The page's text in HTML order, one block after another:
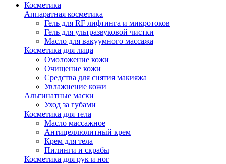
Косметика
Аппаратная косметика
Гель для RF лифтинга и микротоков
Гель для ультразвуковой чистки
Масло для вакуумного массажа
Косметика для лица
Омоложение кожи
Очищение кожи
Средства для снятия макияжа
Увлажнение кожи
Альгинатные маски
Уход за губами
Косметика для тела
Масло массажное
Антицеллюлитный крем
Крем для тела
Пилинги и скрабы
Косметика для рук и ног